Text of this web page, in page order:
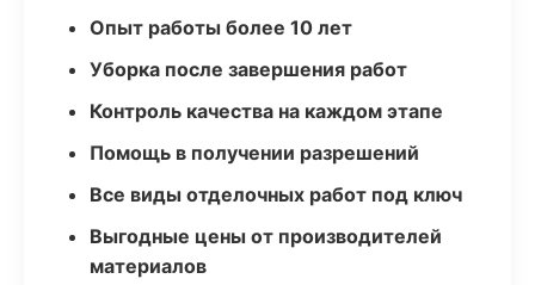
Опыт работы более 10 лет
Уборка после завершения работ
Контроль качества на каждом этапе
Помощь в получении разрешений
Все виды отделочных работ под ключ
Выгодные цены от производителей
материалов